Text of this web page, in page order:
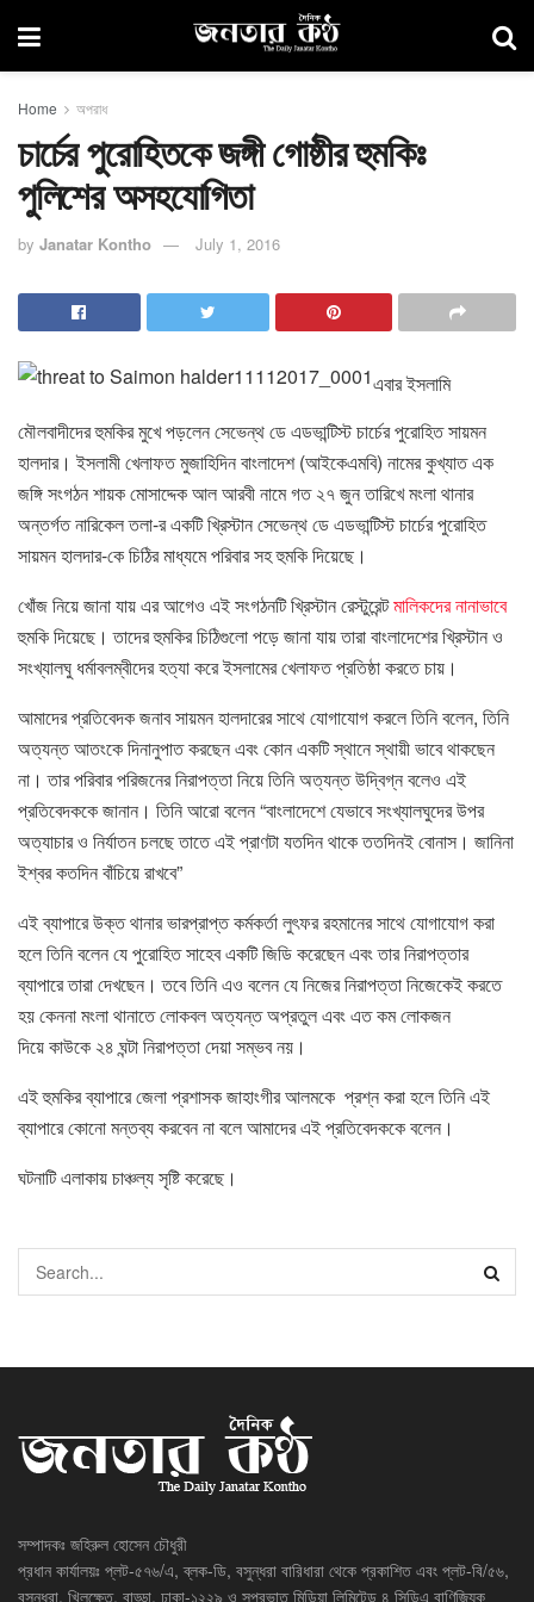
Home অপরাধ
চার্চের পুরোহিতকে জঙ্গী গোষ্ঠীর হুমকিঃ
পুলিশের অসহযোগিতা
by Janatar Kontho July 1, 2016
এবার ইসলামি
মৌলবাদীদের হুমকির মুখে পড়লেন সেভেন্থ ডে এডভান্টিস্ট চার্চের পুরোহিত সায়মন
হালদার। ইসলামী খেলাফত মুজাহিদিন বাংলাদেশ (আইকেএমবি) নামের কুখ্যাত এক
জঙ্গি সংগঠন শায়ক মোসাদ্দেক আল আরবী নামে গত ২৭ জুন তারিখে মংলা থানার
অন্তর্গত নারিকেল তলা-র একটি খ্রিস্টান সেভেন্থ ডে এডভান্টিস্ট চার্চের পুরোহিত
সায়মন হালদার-কে চিঠির মাধ্যমে পরিবার সহ হুমকি দিয়েছে।
খোঁজ নিয়ে জানা যায় এর আগেও এই সংগঠনটি খ্রিস্টান রেস্টুরেন্টমালিকদের নানাভাবে
হুমকি দিয়েছে। তাদের হুমকির চিঠিগুলো পড়ে জানা যায় তারা বাংলাদেশের খ্রিস্টান ও
সংখ্যালঘু ধর্মাবলম্বীদের হত্যা করে ইসলামের খেলাফত প্রতিষ্ঠা করতে চায়।
আমাদের প্রতিবেদক জনাব সায়মন হালদারের সাথে যোগাযোগ করলে তিনি বলেন, তিনি
অত্যন্ত আতংকে দিনানুপাত করছেন এবং কোন একটি স্থানে স্থায়ী ভাবে থাকছেন
না। তার পরিবার পরিজনের নিরাপত্তা নিয়ে তিনি অত্যন্ত উদ্বিগ্ন বলেও এই
প্রতিবেদককে জানান। তিনি আরো বলেন “বাংলাদেশে যেভাবে সংখ্যালঘুদের উপর
অত্যাচার ও নির্যাতন চলছে তাতে এই প্রাণটা যতদিন থাকে ততদিনই বোনাস। জানিনা
ইশ্বর কতদিন বাঁচিয়ে রাখবে”
এই ব্যাপারে উক্ত থানার ভারপ্রাপ্ত কর্মকর্তা লুৎফর রহমানের সাথে যোগাযোগ করা
হলে তিনি বলেন যে পুরোহিত সাহেব একটি জিডি করেছেন এবং তার নিরাপত্তার
ব্যাপারে তারা দেখছেন। তবে তিনি এও বলেন যে নিজের নিরাপত্তা নিজেকেই করতে
হয় কেননা মংলা থানাতে লোকবল অত্যন্ত অপ্রতুল এবং এত কম লোকজন
দিয়ে কাউকে ২৪ ঘন্টা নিরাপত্তা দেয়া সম্ভব নয়।
এই হুমকির ব্যাপারে জেলা প্রশাসক জাহাংগীর আলমকে প্রশ্ন করা হলে তিনি এই
ব্যাপারে কোনো মন্তব্য করবেন না বলে আমাদের এই প্রতিবেদককে বলেন।
ঘটনাটি এলাকায় চাঞ্চল্য সৃষ্টি করেছে।
সম্পাদকঃ জহিরুল হোসেন চৌধুরী
প্রধান কার্যালয়ঃ প্লট-৫৭৬/এ, ব্লক-ডি, বসুন্ধরা বারিধারা থেকে প্রকাশিত এবং প্লট-বি/৫৬,
বসুন্ধরা, খিলক্ষেত, বাড্ডা, ঢাকা-১২২৯ ও সুপ্রভাত মিডিয়া লিমিটেড ৪ সিডিএ বাণিজ্যিক